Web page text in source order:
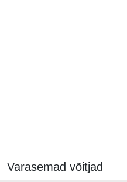
Varasemad võitjad